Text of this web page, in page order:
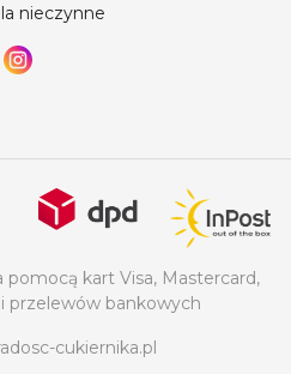
nieczynne
kart Visa, Mastercard,
przelewów bankowych
cukiernika.pl